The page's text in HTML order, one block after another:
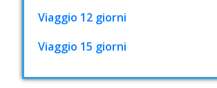
Viaggio 12 giorni
Viaggio 15 giorni